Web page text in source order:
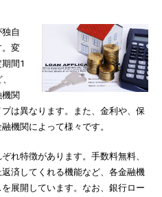
自
。変
間1
関
は異なります。また、金利や、保
機関によって様々です。
れ特徴があります。手数料無料、
済してくれる機能など、各金融機
展開しています。なお、銀行ロー